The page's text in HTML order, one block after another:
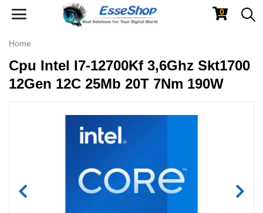
Toggle
0
Home
Cpu Intel I7-12700Kf 3,6Ghz Skt1700
12Gen 12C 25Mb 20T 7Nm 190W